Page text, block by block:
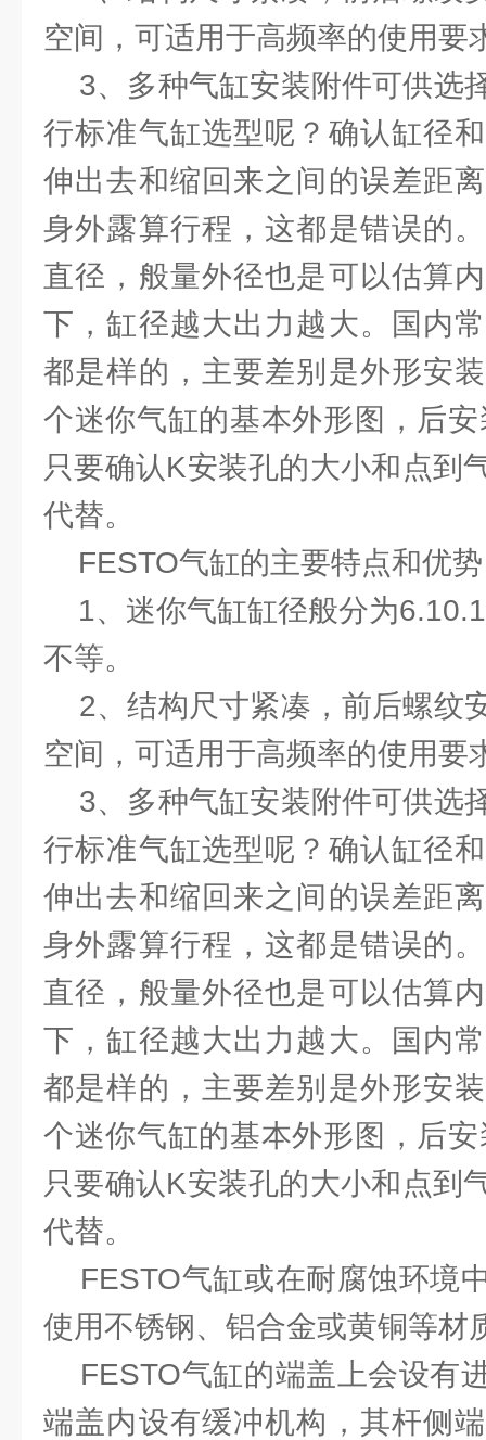
空间，可适用于高频率的使用要
3、多种气缸安装附件可供选
行标准气缸选型呢？确认缸径
伸出去和缩回来之间的误差距
身外露算行程，这都是错误的
直径，般量外径也是可以估算
下，缸径越大出力越大。国内
都是样的，主要差别是外形安
个迷你气缸的基本外形图，后
只要确认K安装孔的大小和点到
代替。
FESTO气缸的主要特点和优
1、迷你气缸缸径般分为
不等。
2、结构尺寸紧凑，前后螺纹
空间，可适用于高频率的使用要
3、多种气缸安装附件可供选
行标准气缸选型呢？确认缸径
伸出去和缩回来之间的误差距
身外露算行程，这都是错误的
直径，般量外径也是可以估算
下，缸径越大出力越大。国内
都是样的，主要差别是外形安
个迷你气缸的基本外形图，后
只要确认K安装孔的大小和点到
代替。
FESTO气缸或在耐腐蚀环境
使用不锈钢、铝合金或黄铜等材
FESTO气缸的端盖上会设有
端盖内设有缓冲机构，其杆侧